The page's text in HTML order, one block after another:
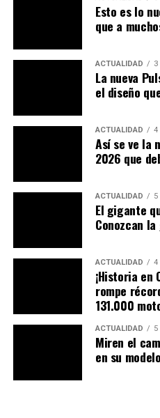
no la última prenda con la
quien salió a celebrar y
El llamado de
que puede salvar vidas: si va
goles, abrace a sus
Colombia. Pero si va a
Organice un conductor
público, solicite un servicio
tiempo necesario antes de
La mejor celebración
Esto es lo
que a
ACTUALIDAD 3
La nueva
el diseño
ACTUALIDAD 4
Así se ve la
2026 que
ACTUALIDAD 5
El gigante
Conozcan
ACTUALIDAD 4
¡Historia en
rompe
131.000
ACTUALIDAD 5
Miren el
en su